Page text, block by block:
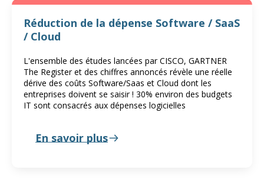
Réduction de la dépense Software / SaaS
/ Cloud
L'ensemble des études lancées par CISCO, GARTNER
The Register et des chiffres annoncés révèle une réelle
dérive des coûts Software/Saas et Cloud dont les
entreprises doivent se saisir ! 30% environ des budgets
IT sont consacrés aux dépenses logicielles
En savoir plus